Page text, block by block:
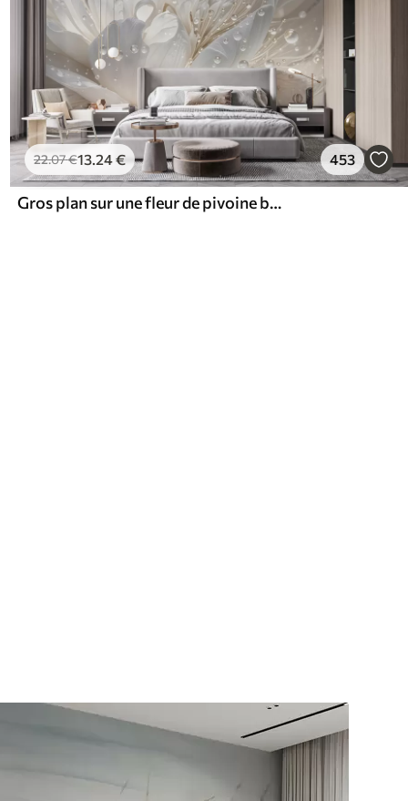
22.07€13.24€ 453
Gros plan sur une fleur de pivoine blanche aux pétales délicats et aux gouttes d'eau